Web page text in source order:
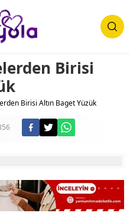
Birisi
Birisi Altın Baget Yüzük